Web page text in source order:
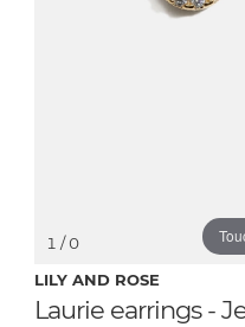
1 / 0
LILY AND ROSE
Laurie earrings -